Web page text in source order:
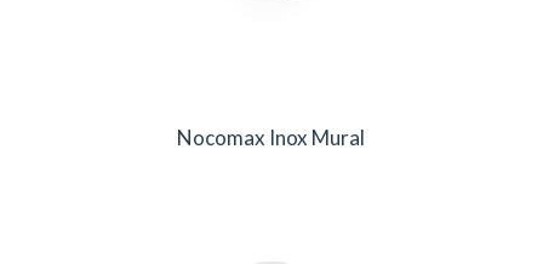
Nocomax Inox Mural